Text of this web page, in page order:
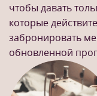
чтобы давать
которые
забронировать
обновленной